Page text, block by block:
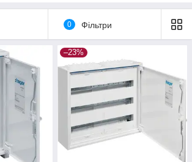
зовнішня, прихована або частково
до 125А
IP44
ізоляція
сталь
до 336 стандартних модулів 17.5 мм
від 1 до 4-х секцій
1050 мм
1100 мм
0 Фільтри
–23%